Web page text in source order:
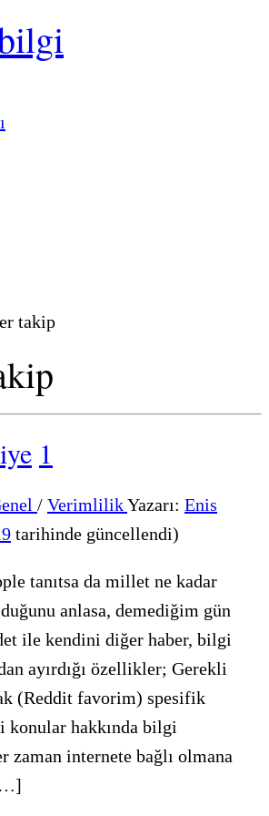
takip
1
/ VerimlilikYazarı: Enis
tarihinde güncellendi)
tanıtsa da millet ne kadar
anlasa, demediğim gün
ile kendini diğer haber, bilgi
ayırdığı özellikler; Gerekli
(Reddit favorim) spesifik
konular hakkında bilgi
zaman internete bağlı olmana